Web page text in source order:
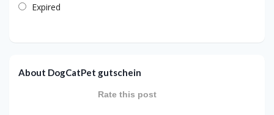
Expired
About DogCatPet gutschein
Rate this post